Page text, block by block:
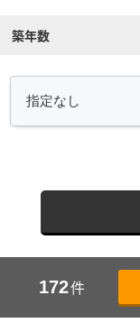
築年数
172件